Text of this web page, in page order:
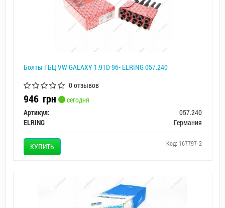
Болты ГБЦ VW GALAXY 1.9TD 96- ELRING 057.240
0 отзывов
946 грн
сегодня
Артикул:
057.240
ELRING
Германия
КУПИТЬ Код: 167797-2